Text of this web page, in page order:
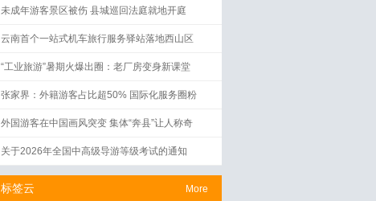
未成年游客景区被伤 县城巡回法庭就地开庭
云南首个一站式机车旅行服务驿站落地西山区
“工业旅游”暑期火爆出圈：老厂房变身新课堂
张家界：外籍游客占比超50% 国际化服务圈粉
外国游客在中国画风突变 集体“奔县”让人称奇
关于2026年全国中高级导游等级考试的通知
More
标签云